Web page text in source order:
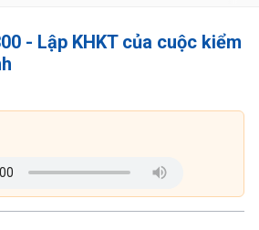
- Lập KHKT của cuộc kiểm